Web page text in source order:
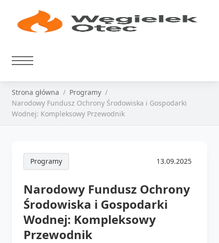
Strona główna
Programy
Narodowy Fundusz Ochrony Środowiska i Gospodarki
Wodnej: Kompleksowy Przewodnik
Programy 13.09.2025
Narodowy Fundusz Ochrony
Środowiska i Gospodarki
Wodnej: Kompleksowy
Przewodnik